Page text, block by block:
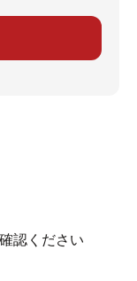
認ください